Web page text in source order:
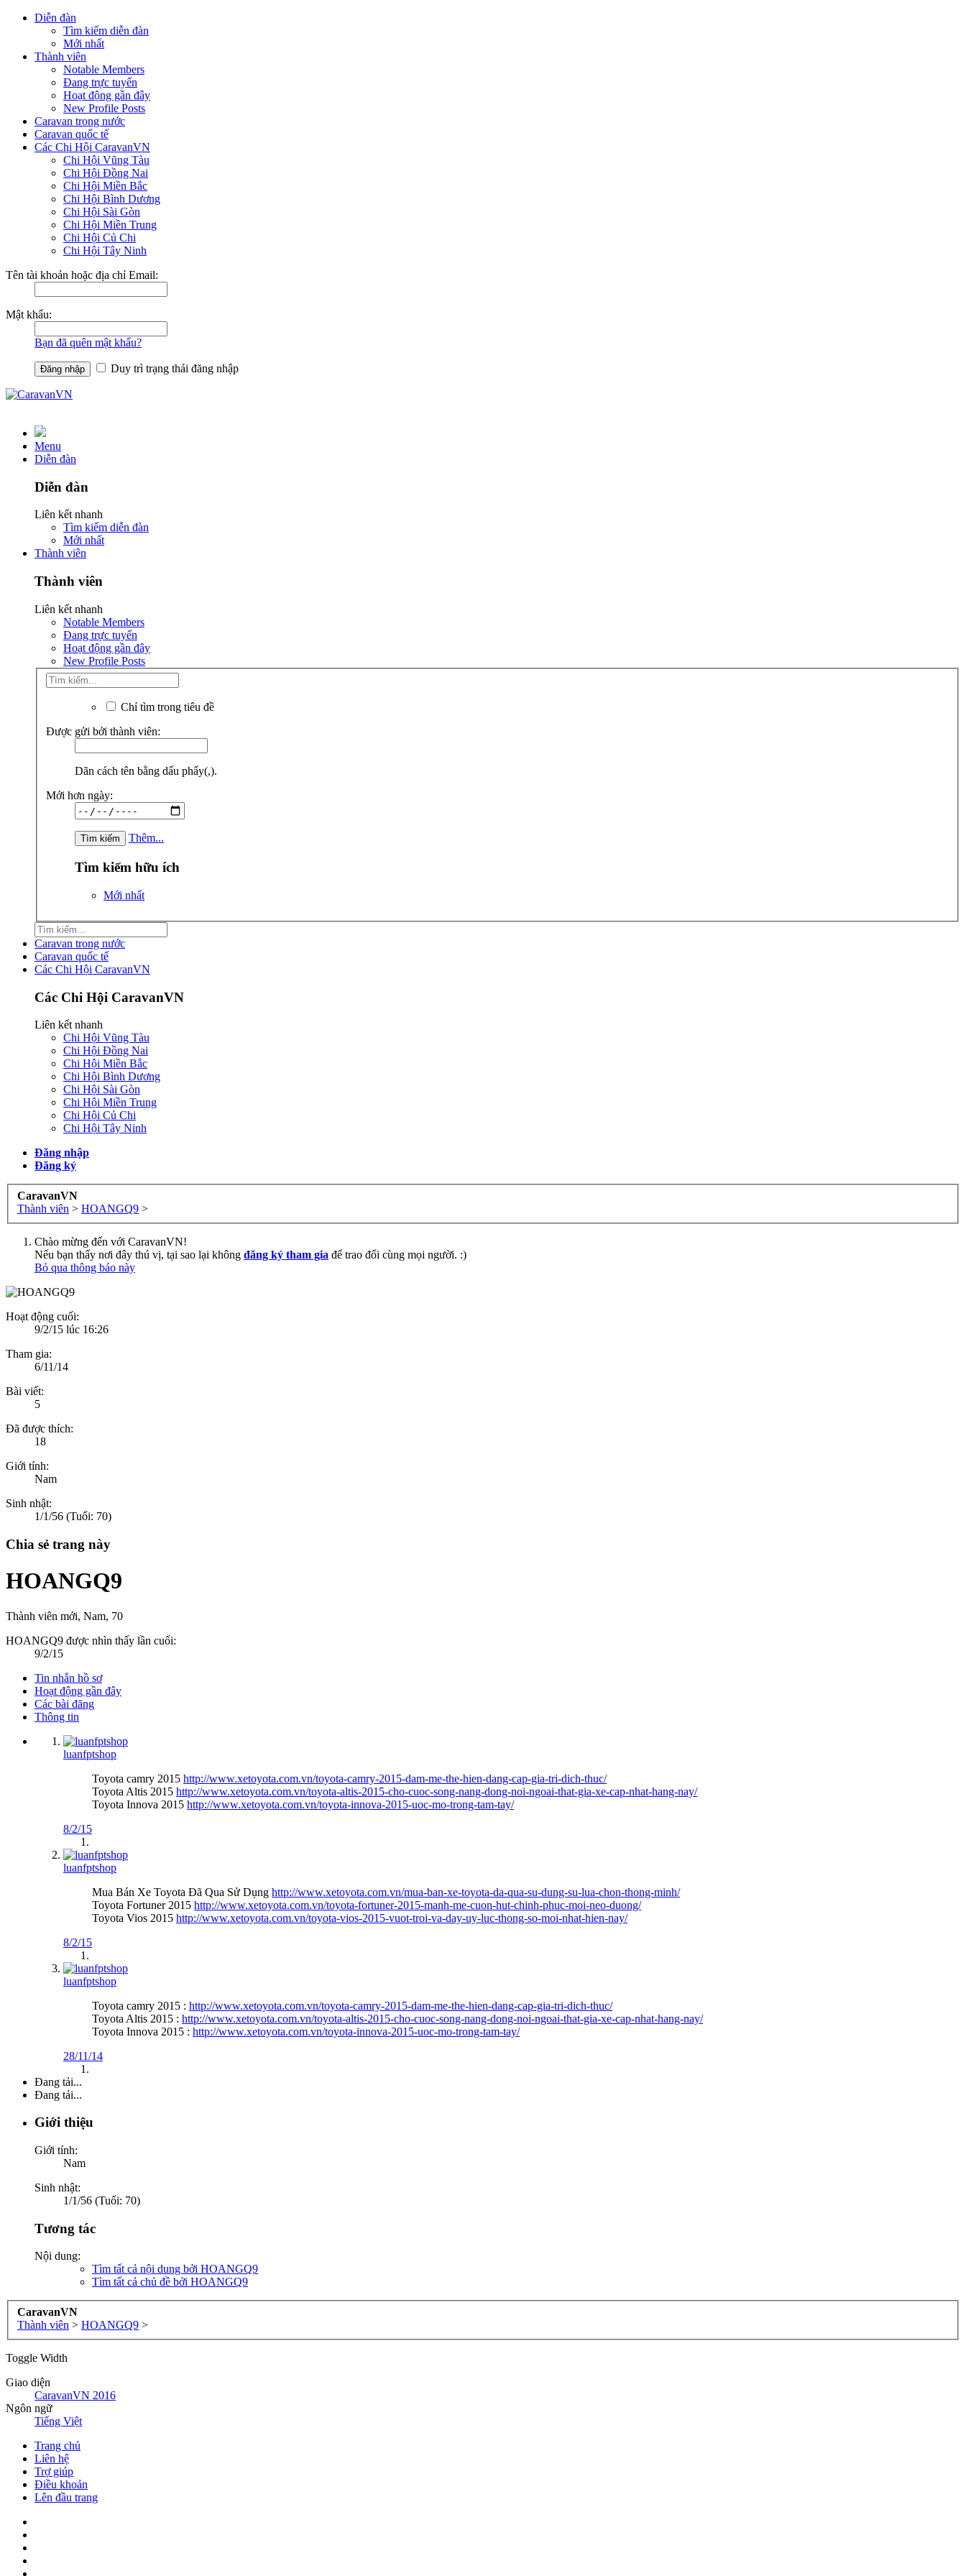
Diễn đàn
Tìm kiếm diễn đàn
Mới nhất
Thành viên
Notable Members
Đang trực tuyến
Hoạt động gần đây
New Profile Posts
Caravan trong nước
Caravan quốc tế
Các Chi Hội CaravanVN
Chi Hội Vũng Tàu
Chi Hội Đồng Nai
Chi Hội Miền Bắc
Chi Hội Bình Dương
Chi Hội Sài Gòn
Chi Hội Miền Trung
Chi Hội Củ Chi
Chi Hội Tây Ninh
Tên tài khoản hoặc địa chỉ Email:
Mật khẩu:
Bạn đã quên mật khẩu?
Duy trì trạng thái đăng nhập
Menu
Diễn đàn
Diễn đàn
Liên kết nhanh
Tìm kiếm diễn đàn
Mới nhất
Thành viên
Thành viên
Liên kết nhanh
Notable Members
Đang trực tuyến
Hoạt động gần đây
New Profile Posts
Chỉ tìm trong tiêu đề
Được gửi bởi thành viên:
Dãn cách tên bằng dấu phẩy(,).
Mới hơn ngày:
Thêm...
Tìm kiếm hữu ích
Mới nhất
Caravan trong nước
Caravan quốc tế
Các Chi Hội CaravanVN
Các Chi Hội CaravanVN
Liên kết nhanh
Chi Hội Vũng Tàu
Chi Hội Đồng Nai
Chi Hội Miền Bắc
Chi Hội Bình Dương
Chi Hội Sài Gòn
Chi Hội Miền Trung
Chi Hội Củ Chi
Chi Hội Tây Ninh
Đăng nhập
Đăng ký
CaravanVN
Thành viên > HOANGQ9 >
Chào mừng đến với CaravanVN!
Nếu bạn thấy nơi đây thú vị, tại sao lại không đăng ký tham gia để trao đổi cùng mọi người. :)
Bỏ qua thông báo này
Hoạt động cuối:
9/2/15 lúc 16:26
Tham gia:
6/11/14
Bài viết:
5
Đã được thích:
18
Giới tính:
Nam
Sinh nhật:
1/1/56 (Tuổi: 70)
Chia sẻ trang này
HOANGQ9
Thành viên mới, Nam, 70
HOANGQ9 được nhìn thấy lần cuối:
9/2/15
Tin nhắn hồ sơ
Hoạt động gần đây
Các bài đăng
Thông tin
luanfptshop
Toyota camry 2015 http://www.xetoyota.com.vn/toyota-camry-2015-dam-me-the-hien-dang-cap-gia-tri-dich-thuc/
Toyota Altis 2015 http://www.xetoyota.com.vn/toyota-altis-2015-cho-cuoc-song-nang-dong-noi-ngoai-that-gia-xe-cap-nhat-hang-nay/
Toyota Innova 2015 http://www.xetoyota.com.vn/toyota-innova-2015-uoc-mo-trong-tam-tay/
8/2/15
luanfptshop
Mua Bán Xe Toyota Đã Qua Sử Dụng http://www.xetoyota.com.vn/mua-ban-xe-toyota-da-qua-su-dung-su-lua-chon-thong-minh/
Toyota Fortuner 2015 http://www.xetoyota.com.vn/toyota-fortuner-2015-manh-me-cuon-hut-chinh-phuc-moi-neo-duong/
Toyota Vios 2015 http://www.xetoyota.com.vn/toyota-vios-2015-vuot-troi-va-day-uy-luc-thong-so-moi-nhat-hien-nay/
8/2/15
luanfptshop
Toyota camry 2015 : http://www.xetoyota.com.vn/toyota-camry-2015-dam-me-the-hien-dang-cap-gia-tri-dich-thuc/
Toyota Altis 2015 : http://www.xetoyota.com.vn/toyota-altis-2015-cho-cuoc-song-nang-dong-noi-ngoai-that-gia-xe-cap-nhat-hang-nay/
Toyota Innova 2015 : http://www.xetoyota.com.vn/toyota-innova-2015-uoc-mo-trong-tam-tay/
28/11/14
Đang tải...
Đang tải...
Giới thiệu
Giới tính:
Nam
Sinh nhật:
1/1/56 (Tuổi: 70)
Tương tác
Nội dung:
Tìm tất cả nội dung bởi HOANGQ9
Tìm tất cả chủ đề bởi HOANGQ9
CaravanVN
Thành viên > HOANGQ9 >
Toggle Width
Giao diện
CaravanVN 2016
Ngôn ngữ
Tiếng Việt
Trang chủ
Liên hệ
Trợ giúp
Điều khoản
Lên đầu trang